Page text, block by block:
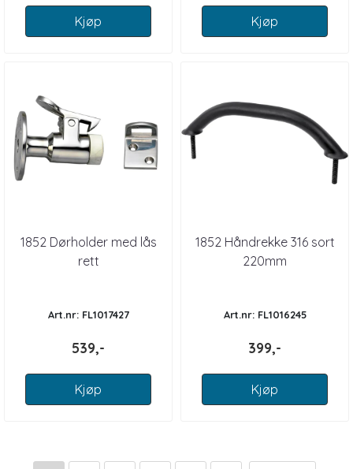
Kjøp Kjøp
1852 Dørholder med lås
rett
Art.nr: FL1017427
539,-
Kjøp
1852 Håndrekke 316 sort
220mm
Art.nr: FL1016245
399,-
Kjøp